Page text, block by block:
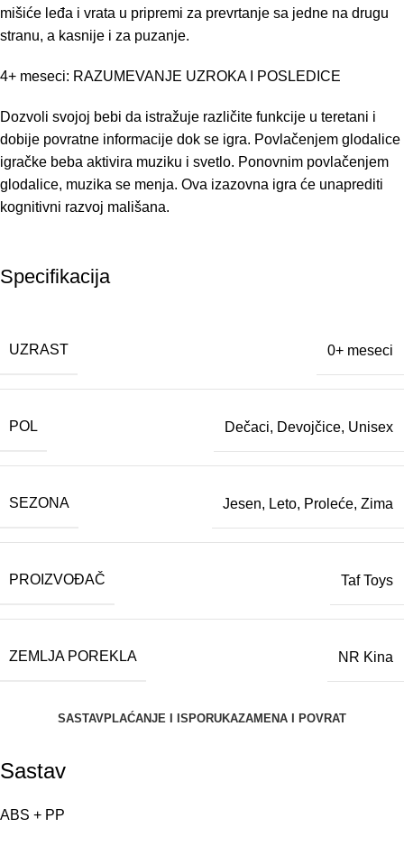
mišiće leđa i vrata u pripremi za prevrtanje sa jedne na drugu
stranu, a kasnije i za puzanje.
4+ meseci: RAZUMEVANJE UZROKA I POSLEDICE
Dozvoli svojoj bebi da istražuje različite funkcije u teretani i
dobije povratne informacije dok se igra. Povlačenjem glodalice
igračke beba aktivira muziku i svetlo. Ponovnim povlačenjem
glodalice, muzika se menja. Ova izazovna igra će unaprediti
kognitivni razvoj mališana.
Specifikacija
UZRAST 0+ meseci
POL Dečaci, Devojčice, Unisex
SEZONA Jesen, Leto, Proleće, Zima
PROIZVOĐAČ Taf Toys
ZEMLJA POREKLA NR Kina
SASTAVPLAĆANJE I ISPORUKAZAMENA I POVRAT
Sastav
ABS + PP